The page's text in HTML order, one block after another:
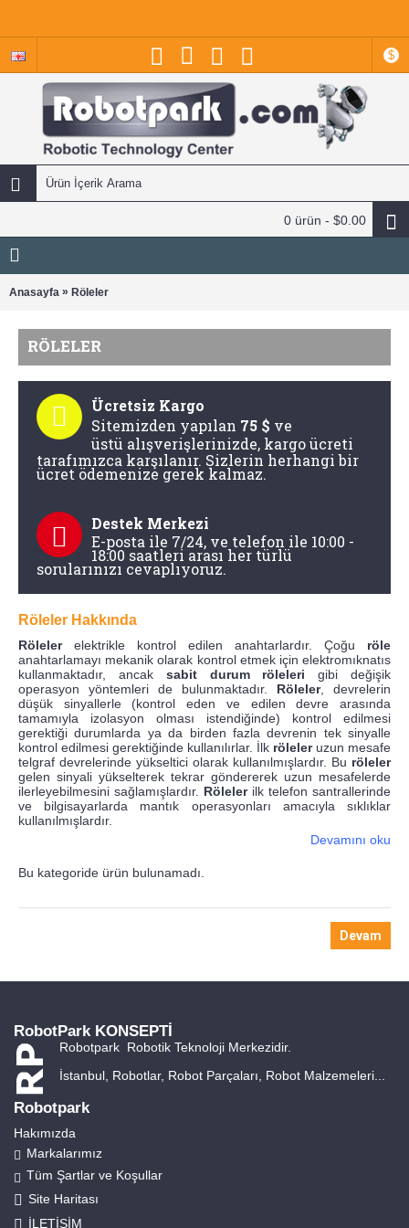
$
0 ürün - $0.00
Anasayfa » Röleler
RÖLELER
Ücretsiz Kargo
Sitemizden yapılan 75 $ ve
üstü alışverişlerinizde, kargo ücreti
tarafımızca karşılanır. Sizlerin herhangi bir
ücret ödemenize gerek kalmaz.
Destek Merkezi
E-posta ile 7/24, ve telefon ile 10:00 -
18:00 saatleri arası her türlü
sorularınızı cevaplıyoruz.
Röleler Hakkında
Rölelerelektrikle kontrol edilen anahtarlardır. Çoğu röle
anahtarlamayı mekanik olarak kontrol etmek için elektromıknatıs
kullanmaktadır, ancak sabit durum röleleri gibi değişik
operasyon yöntemleri de bulunmaktadır. Röleler, devrelerin
düşük sinyallerle (kontrol eden ve edilen devre arasında
tamamıyla izolasyon olması istendiğinde) kontrol edilmesi
gerektiği durumlarda ya da birden fazla devrenin tek sinyalle
kontrol edilmesi gerektiğinde kullanılırlar. İlk röleleruzun mesafe
telgraf devrelerinde yükseltici olarak kullanılmışlardır. Bu röleler
gelen sinyali yükselterek tekrar göndererek uzun mesafelerde
ilerleyebilmesini sağlamışlardır. Rölelerilk telefon santrallerinde
ve bilgisayarlarda mantık operasyonları amacıyla sıklıklar
kullanılmışlardır.
Devamını oku
Bu kategoride ürün bulunamadı.
Devam
RobotPark KONSEPTİ
Robotpark Robotik Teknoloji Merkezidir.
İstanbul, Robotlar, Robot Parçaları, Robot Malzemeleri...
Robotpark
Hakımızda
Markalarımız
Tüm Şartlar ve Koşullar
Site Haritası
İLETİŞİM